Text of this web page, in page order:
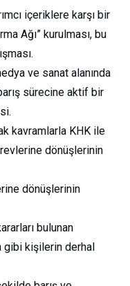
içeriklere karşı bir
Ağı” kurulması, bu
ve sanat alanında
sürecine aktif bir
kavramlarla KHK ile
dönüşlerinin
dönüşlerinin
bulunan
gibi kişilerin derhal